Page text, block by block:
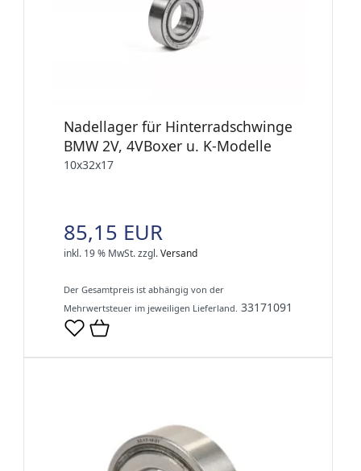
Nadellager für Hinterradschwinge
BMW 2V, 4VBoxer u. K-Modelle
10x32x17
85,15 EUR
inkl. 19 % MwSt.zzgl.Versand
Der Gesamtpreis ist abhängig von der
Mehrwertsteuer im jeweiligen Lieferland. 33171091